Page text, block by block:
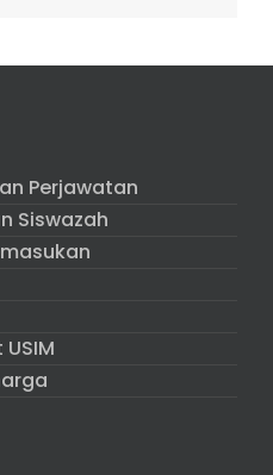
Perjawatan
Siswazah